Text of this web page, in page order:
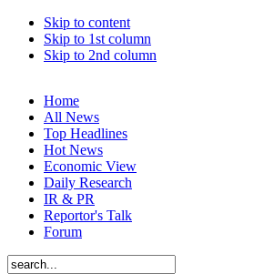
Skip to content
Skip to 1st column
Skip to 2nd column
Home
All News
Top Headlines
Hot News
Economic View
Daily Research
IR & PR
Reportor's Talk
Forum